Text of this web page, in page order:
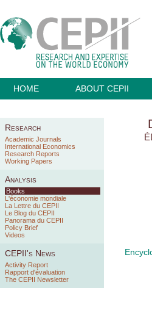
HOME ABOUT CEPII
Research
Academic Journals
International Economics
Research Reports
Working Papers
Analysis
Books
L'économie mondiale
La Lettre du CEPII
Le Blog du CEPII
Panorama du CEPII
Policy Brief
Videos
CEPII's News
Activity Report
Rapport d'évaluation
The CEPII Newsletter